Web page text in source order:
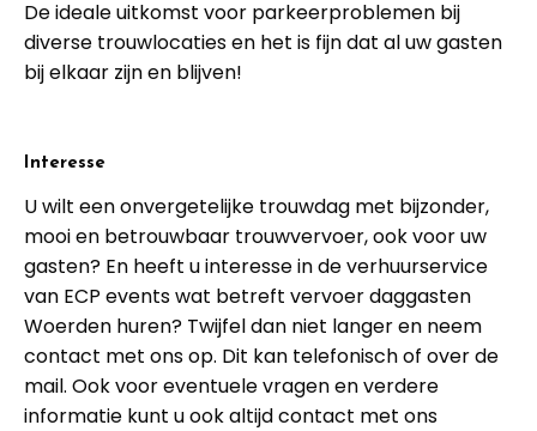
De ideale uitkomst voor parkeerproblemen bij
diverse trouwlocaties en het is fijn dat al uw gasten
bij elkaar zijn en blijven!
Interesse
U wilt een onvergetelijke trouwdag met bijzonder,
mooi en betrouwbaar trouwvervoer, ook voor uw
gasten? En heeft u interesse in de verhuurservice
van ECP events wat betreft vervoer daggasten
Woerden huren? Twijfel dan niet langer en neem
contact met ons op. Dit kan telefonisch of over de
mail. Ook voor eventuele vragen en verdere
informatie kunt u ook altijd contact met ons